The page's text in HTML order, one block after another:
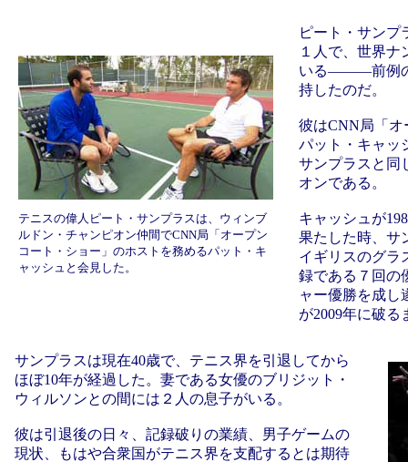
テニスの偉人ピート・サンプラスは、ウィンブ
ルドン・チャンピオン仲間でCNN局「オープン
コート・ショー」のホストを務めるパット・キ
ャッシュと会見した。
ピート・サンプ
１人で、世界ナ
いる―――前例の
持したのだ。
彼はCNN局「
パット・キャッ
サンプラスと同
オンである。
キャッシュが
果たした時、サ
イギリスのグラ
録である７回の
ャー優勝を成
が2009年に破
サンプラスは現在40歳で、テニス界を引退してから
ほぼ10年が経過した。妻である女優のブリジット・
ウィルソンとの間には２人の息子がいる。
彼は引退後の日々、記録破りの業績、男子ゲームの
現状、もはや合衆国がテニス界を支配するとは期待